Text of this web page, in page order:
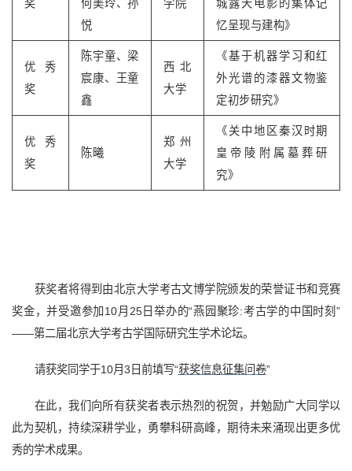
奖
何美玲、孙
悦
学院
城露天电影的集体记
忆呈现与建构》
优秀
奖
陈宇童、梁
宸康、王童
鑫
西北
大学
《基于机器学习和红
外光谱的漆器文物鉴
定初步研究》
优秀
奖
陈曦
郑州
大学
《关中地区秦汉时期
皇帝陵附属墓葬研
究》
获奖者将得到由北京大学考古文博学院颁发的荣誉证书和竞赛
奖金，并受邀参加10月25日举办的“燕园聚珍:考古学的中国时刻”
——第二届北京大学考古学国际研究生学术论坛。
请获奖同学于10月3日前填写“获奖信息征集问卷”
在此，我们向所有获奖者表示热烈的祝贺，并勉励广大同学以
此为契机，持续深耕学业，勇攀科研高峰，期待未来涌现出更多优
秀的学术成果。